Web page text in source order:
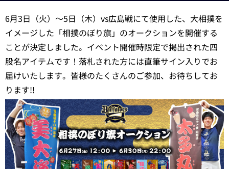
6月3日（火）～5日（木）vs広島戦にて使用した、大相撲を
イメージした「相撲のぼり旗」のオークションを開催する
ことが決定しました。イベント開催時限定で掲出された四
股名アイテムです！落札された方には直筆サイン入りでお
届けいたします。皆様のたくさんのご参加、お待ちしてお
ります!!